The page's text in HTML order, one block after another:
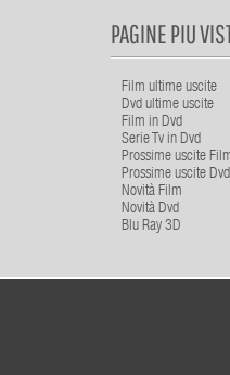
PAGINE PIU
Film ultime uscite
Dvd ultime uscite
Film in Dvd
Serie Tv in Dvd
Prossime uscite
Prossime uscite Dvd
Novità Film
Novità Dvd
Blu Ray 3D